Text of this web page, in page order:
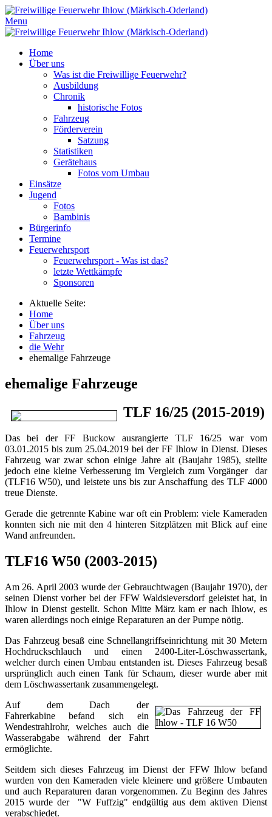
Menu
Home
Über uns
Was ist die Freiwillige Feuerwehr?
Ausbildung
Chronik
historische Fotos
Fahrzeug
Förderverein
Satzung
Statistiken
Gerätehaus
Fotos vom Umbau
Einsätze
Jugend
Fotos
Bambinis
Bürgerinfo
Termine
Feuerwehrsport
Feuerwehrsport - Was ist das?
letzte Wettkämpfe
Sponsoren
Aktuelle Seite:
Home
Über uns
Fahrzeug
die Wehr
ehemalige Fahrzeuge
ehemalige Fahrzeuge
TLF 16/25 (2015-2019)
Das bei der FF Buckow ausrangierte TLF 16/25 war vom
03.01.2015 bis zum 25.04.2019 bei der FF Ihlow in Dienst. Dieses
Fahrzeug war zwar schon einige Jahre alt (Baujahr 1985), stellte
jedoch eine kleine Verbesserung im Vergleich zum Vorgänger dar
(TLF16 W50), und leistete uns bis zur Anschaffung des TLF 4000
treue Dienste.
Gerade die getrennte Kabine war oft ein Problem: viele Kameraden
konnten sich nie mit den 4 hinteren Sitzplätzen mit Blick auf eine
Wand anfreunden.
TLF16 W50 (2003-2015)
Am 26. April 2003 wurde der Gebrauchtwagen (Baujahr 1970), der
seinen Dienst vorher bei der FFW Waldsieversdorf geleistet hat, in
Ihlow in Dienst gestellt. Schon Mitte März kam er nach Ihlow, es
waren allerdings noch einige Reparaturen an der Pumpe nötig.
Das Fahrzeug besaß eine Schnellangriffseinrichtung mit 30 Metern
Hochdruckschlauch und einen 2400-Liter-Löschwassertank,
welcher durch einen Umbau entstanden ist. Dieses Fahrzeug besaß
ursprünglich auch einen Tank für Schaum, dieser wurde aber mit
dem Löschwassertank zusammengelegt.
Auf dem Dach der
Fahrerkabine befand sich ein
Wendestrahlrohr, welches auch die
Wasserabgabe während der Fahrt
ermöglichte.
Seitdem sich dieses Fahrzeug im Dienst der FFW Ihlow befand
wurden von den Kameraden viele kleinere und größere Umbauten
und auch Reparaturen daran vorgenommen. Zu Beginn des Jahres
2015 wurde der "W Fuffzig" endgültig aus dem aktiven Dienst
verabschiedet.